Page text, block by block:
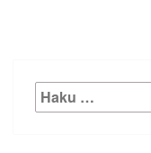
Etsi: